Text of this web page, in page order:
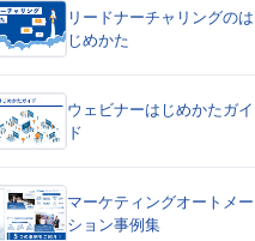
リードナーチャリングのは
じめかた
ウェビナーはじめかたガイ
ド
マーケティングオートメー
ション事例集